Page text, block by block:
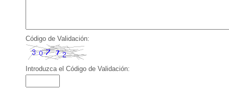
Código de Validación:
Introduzca el Código de Validación: